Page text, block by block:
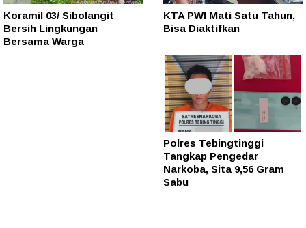
Koramil 03/ Sibolangit
Bersih Lingkungan
Bersama Warga
KTA PWI Mati Satu Tahun,
Bisa Diaktifkan
Polres Tebingtinggi
Tangkap Pengedar
Narkoba, Sita 9,56 Gram
Sabu